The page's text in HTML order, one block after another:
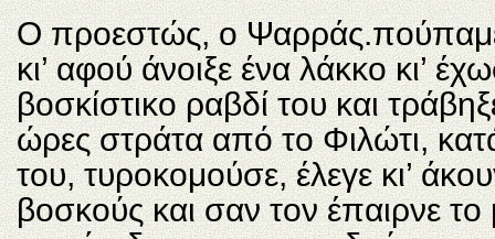
Ο προεστώς, ο Ψαρράς.πούπαμε
κι’ αφού άνοιξε ένα λάκκο κι’
βοσκίστικο ραβδί του και
ώρες στράτα από το Φιλώτι,
του, τυροκομούσε, έλεγε κι’
βοσκούς και σαν τον έπαιρνε το